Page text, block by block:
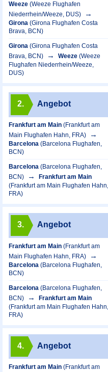
Weeze (Weeze Flughafen
Niederrhein/Weeze, DUS)
Girona (Girona Flughafen Costa
Brava, BCN)
Girona (Girona Flughafen Costa
Brava, BCN)
Weeze (Weeze
Flughafen Niederrhein/Weeze,
DUS)
2. Angebot
Frankfurt am Main (Frankfurt am
Main Flughafen Hahn, FRA)
Barcelona (Barcelona Flughafen,
BCN)
Barcelona (Barcelona Flughafen,
BCN)
Frankfurt am Main
(Frankfurt am Main Flughafen Hahn,
FRA)
3. Angebot
Frankfurt am Main (Frankfurt am
Main Flughafen Hahn, FRA)
Barcelona (Barcelona Flughafen,
BCN)
Barcelona (Barcelona Flughafen,
BCN)
Frankfurt am Main
(Frankfurt am Main Flughafen Hahn,
FRA)
4. Angebot
Frankfurt am Main (Frankfurt am